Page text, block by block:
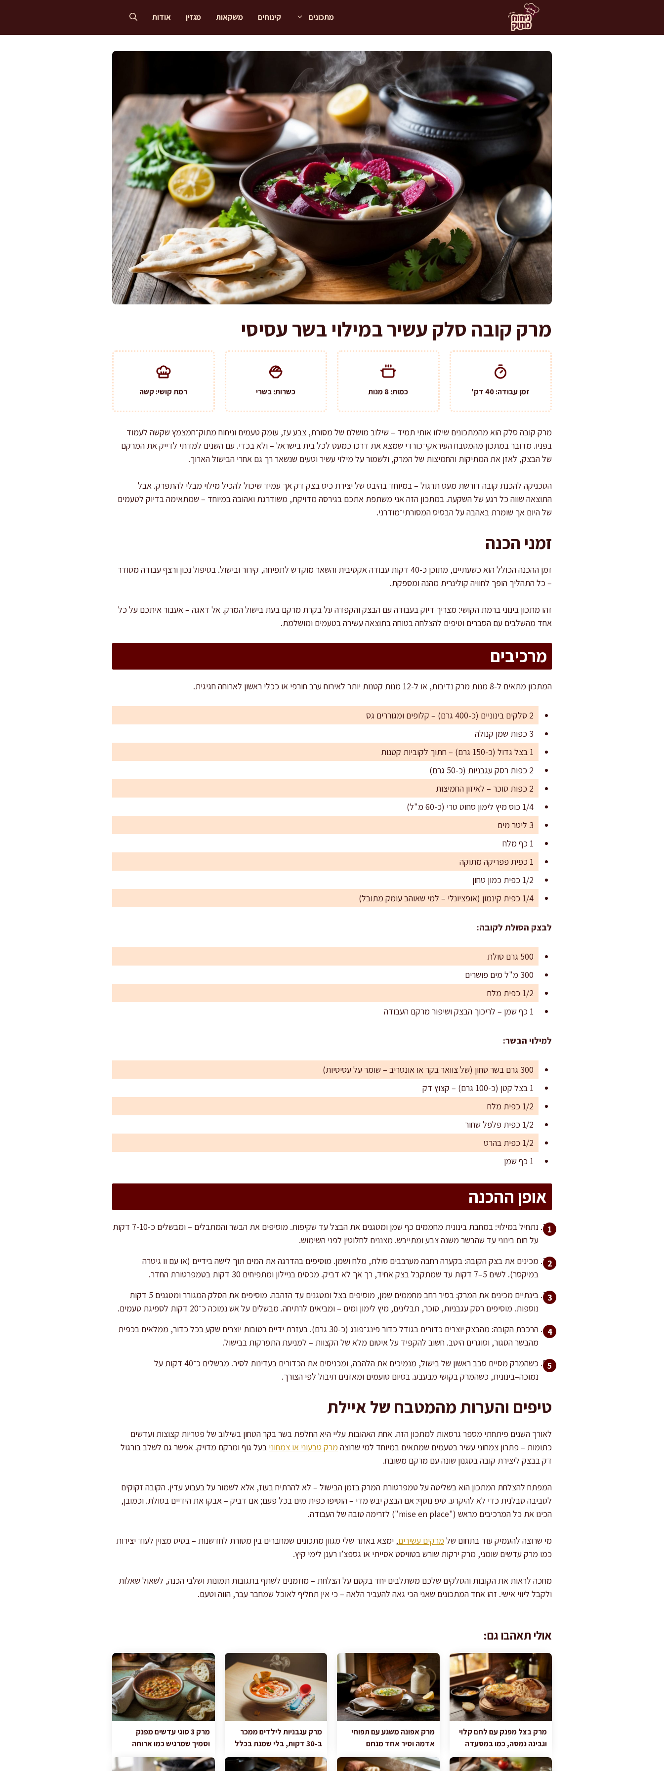
מתכונים קינוחים משקאות מגזין אודות
מרק קובה סלק עשיר במילוי בשר עסיסי
זמן עבודה: 40 דק' כמות: 8 מנות כשרות: בשרי רמת קושי: קשה
מרק קובה סלק הוא מהמתכונים שילוו אותי תמיד – שילוב מושלם של מסורת, צבע עז, עומק טעמים וניחוח מתוק־חמצמץ שקשה לעמוד
בפניו. מדובר במתכון מהמטבח העיראקי־כורדי שמצא את דרכו כמעט לכל בית בישראל – ולא בכדי. עם השנים למדתי לדייק את המרקם
של הבצק, לאזן את המתיקות והחמיצות של המרק, ולשמור על מילוי עשיר וטעים שנשאר רך גם אחרי הבישול הארוך.
הטכניקה להכנת קובה דורשת מעט תרגול – במיוחד בהיבט של יצירת כיס בצק דק אך עמיד שיכול להכיל מילוי מבלי להתפרק. אבל
התוצאה שווה כל רגע של השקעה. במתכון הזה אני משתפת אתכם בגירסה מדויקת, משודרגת ואהובה במיוחד – שמתאימה בדיוק לטעמים
של היום אך שומרת באהבה על הבסיס המסורתי־מודרני.
זמני הכנה
זמן ההכנה הכולל הוא כשעתיים, מתוכן כ-40 דקות עבודה אקטיבית והשאר מוקדש לתפיחה, קירור ובישול. בטיפול נכון ורצף עבודה מסודר
– כל התהליך הופך לחוויה קולינרית מהנה ומספקת.
זהו מתכון בינוני ברמת הקושי: מצריך דיוק בעבודה עם הבצק והקפדה על בקרת מרקם בעת בישול המרק. אל דאגה – אעבור איתכם על כל
אחד מהשלבים עם הסברים וטיפים להצלחה בטוחה בתוצאה עשירה בטעמים ומושלמת.
מרכיבים
המתכון מתאים ל-8 מנות מרק נדיבות, או ל-12 מנות קטנות יותר לאירוח ערב חורפי או ככלי ראשון לארוחה חגיגית.
2 סלקים בינוניים (כ-400 גרם) – קלופים ומגוררים גס
3 כפות שמן קנולה
1 בצל גדול (כ-150 גרם) – חתוך לקוביות קטנות
2 כפות רסק עגבניות (כ-50 גרם)
2 כפות סוכר – לאיזון החמיצות
1/4 כוס מיץ לימון סחוט טרי (כ-60 מ"ל)
3 ליטר מים
1 כף מלח
1 כפית פפריקה מתוקה
1/2 כפית כמון טחון
1/4 כפית קינמון (אופציונלי – למי שאוהב עומק מתובל)
לבצק הסולת לקובה:
500 גרם סולת
300 מ"ל מים פושרים
1/2 כפית מלח
1 כף שמן – לריכוך הבצק ושיפור מרקם העבודה
למילוי הבשר:
300 גרם בשר טחון (של צוואר בקר או אונטריב – שומר על עסיסיות)
1 בצל קטן (כ-100 גרם) – קצוץ דק
1/2 כפית מלח
1/2 כפית פלפל שחור
1/2 כפית בהרט
1 כף שמן
אופן ההכנה
נתחיל במילוי: במחבת בינונית מחממים כף שמן ומטגנים את הבצל עד שקיפות. מוסיפים את הבשר והמתבלים – ומבשלים כ-7-10 דקות
על חום בינוני עד שהבשר משנה צבע ומתייבש. מצננים לחלוטין לפני השימוש.
מכינים את בצק הקובה: בקערה רחבה מערבבים סולת, מלח ושמן. מוסיפים בהדרגה את המים תוך לישה בידיים (או עם וו גיטרה
במיקסר). לשים 5–7 דקות עד שמתקבל בצק אחיד, רך אך לא דביק. מכסים בניילון ומתפיחים 30 דקות בטמפרטורת החדר.
בינתיים מכינים את המרק: בסיר רחב מחממים שמן, מוסיפים בצל ומטגנים עד הזהבה. מוסיפים את הסלק המגורר ומטגנים 5 דקות
נוספות. מוסיפים רסק עגבניות, סוכר, תבלינים, מיץ לימון ומים – ומביאים לרתיחה. מבשלים על אש נמוכה כ־20 דקות לספיגת טעמים.
הרכבת הקובה: מהבצק יוצרים כדורים בגודל כדור פינג־פונג (כ-30 גרם). בעזרת ידיים רטובות יוצרים שקע בכל כדור, ממלאים בכפית
מהבשר הסגור, וסוגרים היטב. חשוב להקפיד על איטום מלא של הקצוות – למניעת התפרקות בבישול.
כשהמרק מסיים סבב ראשון של בישול, מנמיכים את הלהבה, ומכניסים את הכדורים בעדינות לסיר. מבשלים כ־40 דקות על
נמוכה–בינונית, כשהמרק בקושי מבעבע. בסיום טועמים ומאזנים תיבול לפי הצורך.
טיפים והערות מהמטבח של איילת
לאורך השנים פיתחתי מספר גרסאות למתכון הזה. אחת האהובות עליי היא החלפת בשר בקר הטחון בשילוב של פטריות קצוצות ועדשים
כתומות – פתרון צמחוני עשיר בטעמים שמתאים במיוחד למי שרוצה מרק טבעוני או צמחוני בעל גוף ומרקם מדויק. אפשר גם לשלב בורגול
דק בבצק ליצירת קובה בסגנון שונה עם מרקם משובח.
המפתח להצלחת המתכון הוא בשליטה על טמפרטורת המרק בזמן הבישול – לא להרתיח בעוז, אלא לשמור על בעבוע עדין. הקובה זקוקים
לסביבה סבלנית כדי לא להיקרע. טיפ נוסף: אם הבצק יבש מדי – הוסיפו כפית מים בכל פעם; אם דביק – אבקו את הידיים בסולת. וכמובן,
הכינו את כל המרכיבים מראש ("mise en place") לזרימה טובה של העבודה.
מי שרוצה להעמיק עוד בתחום של מרקים עשירים, ימצא באתר שלי מגוון מתכונים שמחברים בין מסורת לחדשנות – בסיס מצוין לעוד יצירות
כמו מרק עדשים שומני, מרק ירקות שורש בטוויסט אסייתי או גספצ’ו רענן לימי קיץ.
מחכה לראות את הקובות והסלקים שלכם משתלבים יחד בקסם על הצלחת – מוזמנים לשתף בתגובות תמונות ושלבי הכנה, לשאול שאלות
ולקבל ליווי אישי. זהו אחד המתכונים שאני הכי גאה להעביר הלאה – כי אין תחליף לאוכל שמחבר עבר, הווה וטעם.
אולי תאהבו גם:
מרק בצל מפנק עם לחם קלוי
וגבינה נמסה, כמו במסעדה
מרק אפונה משגע עם תפוחי
אדמה וסיר אחד מנחם
מרק עגבניות לילדים ממכר
ב-30 דקות, בלי שמנת בכלל
מרק 3 סוגי עדשים מפנק
וסמיך שמרגיש כמו ארוחה